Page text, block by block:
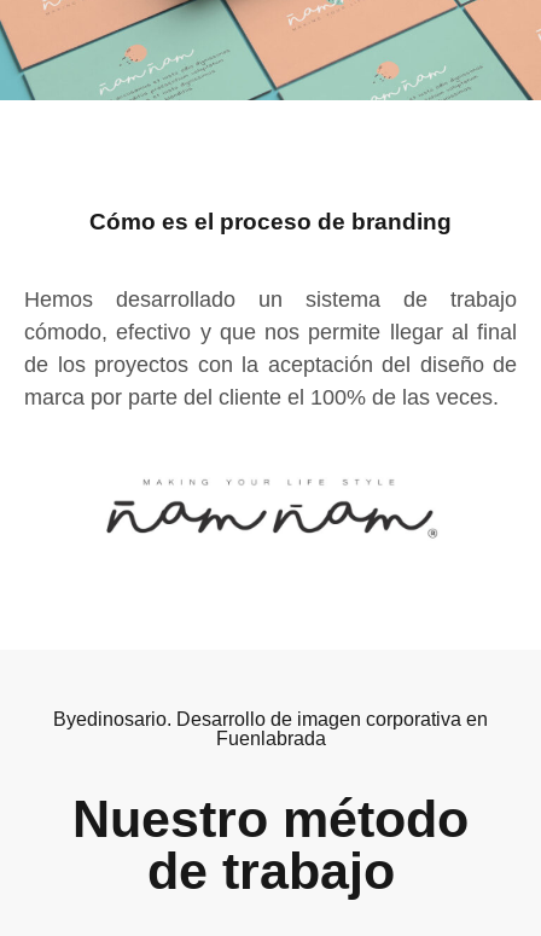
Cómo es el proceso de branding
Hemos desarrollado un sistema de trabajo
cómodo, efectivo y que nos permite llegar al final
de los proyectos con la aceptación del diseño de
marca por parte del cliente el 100% de las veces.
Byedinosario. Desarrollo de imagen corporativa en
Fuenlabrada
Nuestro método
de trabajo